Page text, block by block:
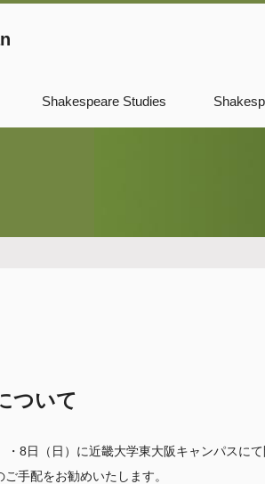
Shakespeare Studies
Previous Shakespeare
ついて
8日（日）に近畿大学東大阪キャンパスに
手配をお勧めいたします。